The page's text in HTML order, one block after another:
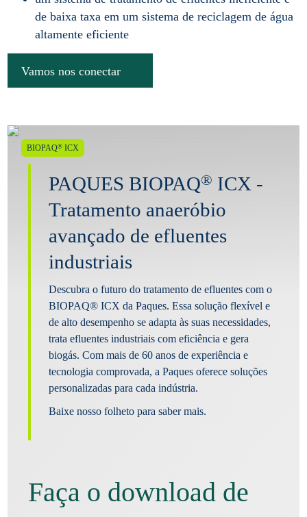
de baixa taxa em um sistema de reciclagem de água
altamente eficiente
Vamos nos conectar
BIOPAQ® ICX
PAQUES BIOPAQ® ICX -
Tratamento anaeróbio
avançado de efluentes
industriais
Descubra o futuro do tratamento de efluentes com o
BIOPAQ® ICX da Paques. Essa solução flexível e
de alto desempenho se adapta às suas necessidades,
trata efluentes industriais com eficiência e gera
biogás. Com mais de 60 anos de experiência e
tecnologia comprovada, a Paques oferece soluções
personalizadas para cada indústria.
Baixe nosso folheto para saber mais.
Faça o download de